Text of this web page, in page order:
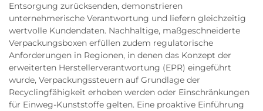
Entsorgung zurücksenden, demonstrieren
unternehmerische Verantwortung und liefern gleichzeitig
wertvolle Kundendaten. Nachhaltige, maßgeschneiderte
Verpackungsboxen erfüllen zudem regulatorische
Anforderungen in Regionen, in denen das Konzept der
erweiterten Herstellerverantwortung (EPR) eingeführt
wurde, Verpackungssteuern auf Grundlage der
Recyclingfähigkeit erhoben werden oder Einschränkungen
für Einweg-Kunststoffe gelten. Eine proaktive Einführung